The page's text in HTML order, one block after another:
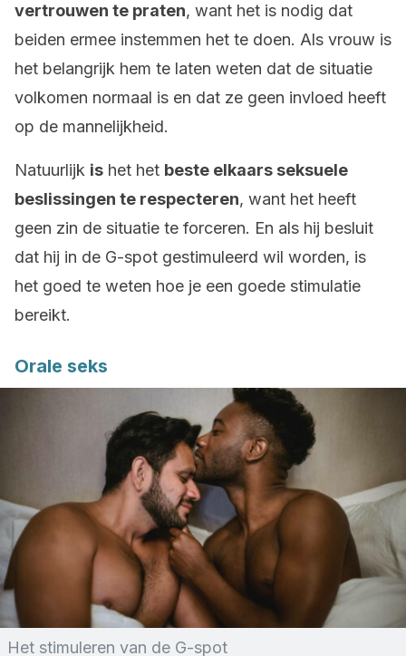
vertrouwen te praten, want het is nodig dat
beiden ermee instemmen het te doen. Als vrouw is
het belangrijk hem te laten weten dat de situatie
volkomen normaal is en dat ze geen invloed heeft
op de mannelijkheid.
Natuurlijk is het het beste elkaars seksuele
beslissingen te respecteren, want het heeft
geen zin de situatie te forceren. En als hij besluit
dat hij in de G-spot gestimuleerd wil worden, is
het goed te weten hoe je een goede stimulatie
bereikt.
Orale seks
Het stimuleren van de G-spot